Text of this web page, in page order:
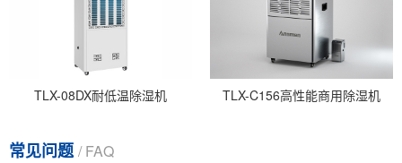
TLX-08DX耐低温除湿机 TLX-C156高性能商用除湿机
常见问题/ FAQ